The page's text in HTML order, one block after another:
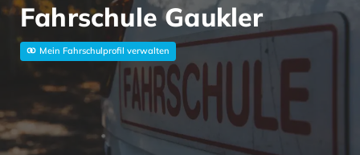
Fahrschule Gaukler
Mein Fahrschulprofil verwalten